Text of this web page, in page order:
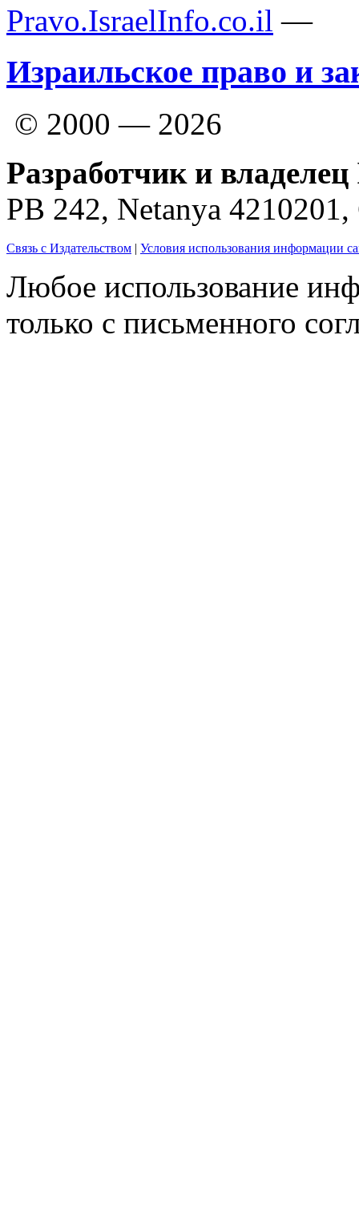
Pravo.IsraelInfo.co.il —
Израильское право и
© 2000 — 2026
Разработчик и
PB 242, Netanya
Связь с Издательством | Условия использования информации
Любое использование
только с письменного